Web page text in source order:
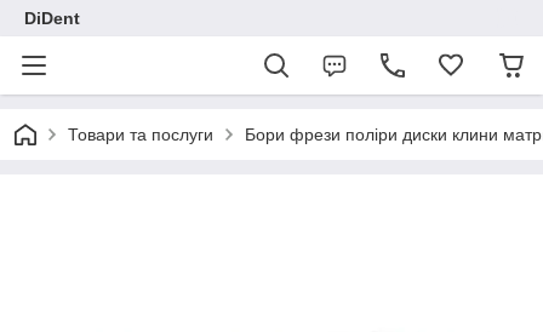
DiDent
Товари та послуги Бори фрези поліри диски клини